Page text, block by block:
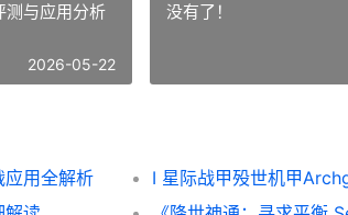
测与应用分析
2026-05-22
没有了！
应用全解析